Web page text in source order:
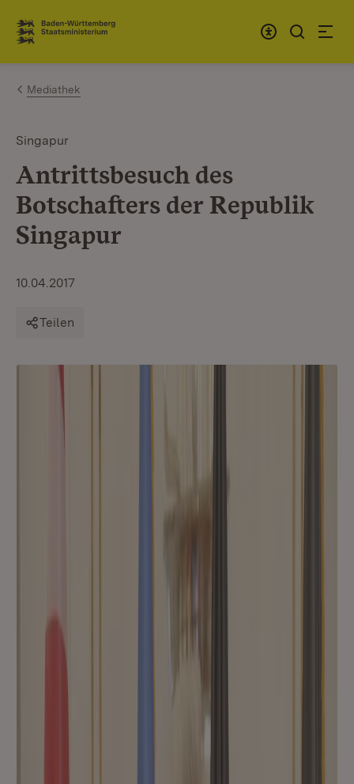
Zum Inhalt springen
Link zur Startseite
Mediathek
Singapur
Antrittsbesuch des
Botschafters der Republik
Singapur
10.04.2017
Teilen